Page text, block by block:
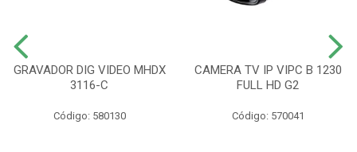
GRAVADOR DIG VIDEO MHDX
3116-C
Código: 580130
CAMERA TV IP VIPC B 1230
FULL HD G2
Código: 570041